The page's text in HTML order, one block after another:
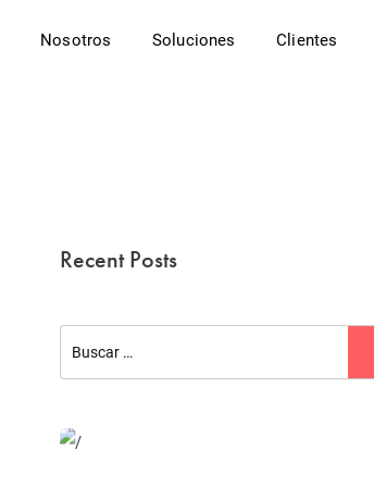
Nosotros Soluciones Clientes
Recent Posts